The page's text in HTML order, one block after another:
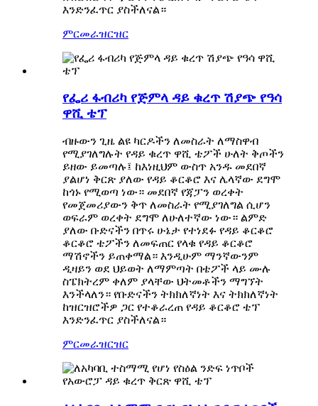
እንድንፈጥር ያስችለናል።
ምርመራዝርዝር
የፌሪ ፋብሪካ የጅምላ ዳይ ቁረጥ ሽያጭ የዓሳ
ዋሺ ቴፕ
ብዙውን ጊዜ ልዩ ካርዶችን ለመስራት ለማስዋብ
የሚያገለግሉት የዳይ ቁረጥ ዋሺ ቴፖች ሁለት ቅጦችን
ይዘው ይመጣሉ፤ ከእነዚህም ውስጥ አንዱ መደበኛ
ያልሆነ ቅርጽ ያለው የዳይ ቆርቆሮ እና ሌላኛው ደግሞ
ከጎኑ የሚወጣ ነው። መደበኛ የጃፓን ወረቀት
የመጀመሪያውን ቅጥ ለመስራት የሚያገለግል ሲሆን
ወፍራም ወረቀት ደግሞ ለሁለተኛው ነው። ልምድ
ያለው ቡድናችን በጥሩ ሁኔታ የተነደፉ የዳይ ቆርቆሮ
ቆርቆሮ ቴፖችን ለመፍጠር የላቁ የዳይ ቆርቆሮ
ማሽኖችን ይጠቀማል። እንዲሁም ማንኛውንም
ዲዛይን ወደ ህይወት ለማምጣት በቴፖች ላይ ሙሉ
ስፔክትረም ቀለም ያላቸው ህትመቶችን ማግኘት
እንችላለን። የቡድናችን ትክክለኛነት እና ትክክለኛነት
ከዝርዝሮችዎ ጋር የተቆራረጠ የዳይ ቆርቆሮ ቴፕ
እንድንፈጥር ያስችለናል።
ምርመራዝርዝር